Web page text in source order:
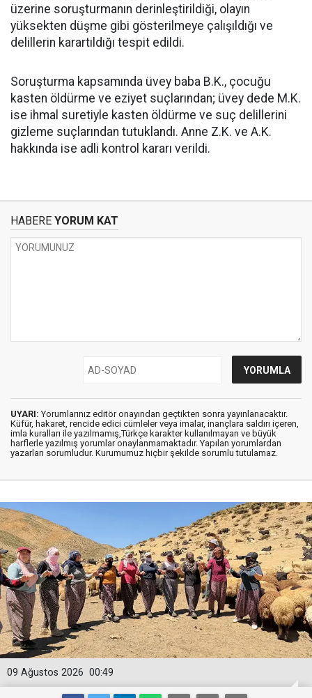
üzerine soruşturmanın derinleştirildiği, olayın
yüksekten düşme gibi gösterilmeye çalışıldığı ve
delillerin karartıldığı tespit edildi.
Soruşturma kapsamında üvey baba B.K., çocuğu
kasten öldürme ve eziyet suçlarından; üvey dede M.K.
ise ihmal suretiyle kasten öldürme ve suç delillerini
gizleme suçlarından tutuklandı. Anne Z.K. ve A.K.
hakkında ise adli kontrol kararı verildi.
HABERE YORUM KAT
UYARI: Yorumlarınız editör onayından geçtikten sonra yayınlanacaktır.
Küfür, hakaret, rencide edici cümleler veya imalar, inançlara saldırı içeren,
imla kuralları ile yazılmamış,Türkçe karakter kullanılmayan ve büyük
harflerle yazılmış yorumlar onaylanmamaktadır. Yapılan yorumlardan
yazarları sorumludur. Kurumumuz hiçbir şekilde sorumlu tutulamaz.
00:49
09 Ağustos 2026